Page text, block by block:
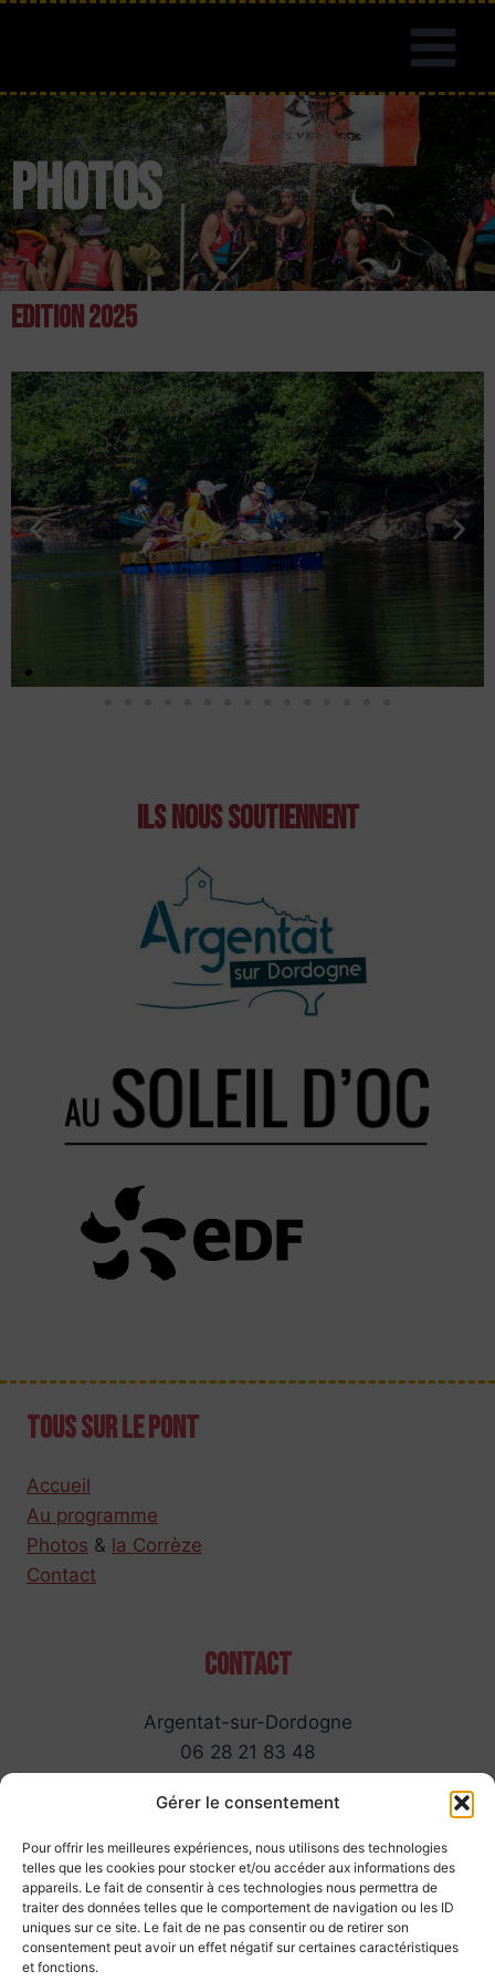
Gérer le consentement
Pour offrir les meilleures expériences, nous utilisons des technologies
telles que les cookies pour stocker et/ou accéder aux informations des
appareils. Le fait de consentir à ces technologies nous permettra de
traiter des données telles que le comportement de navigation ou les ID
uniques sur ce site. Le fait de ne pas consentir ou de retirer son
consentement peut avoir un effet négatif sur certaines caractéristiques
et fonctions.
Photos
Edition 2025
Ils nous soutiennent
Tous sur le pont
Accueil
Au programme
Photos & la Corrèze
Contact
Contact
Argentat-sur-Dordogne
06 28 21 83 48
Liens importants